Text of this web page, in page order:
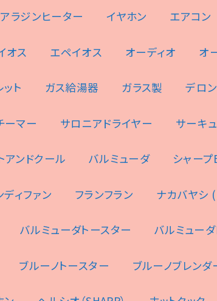
アラジンヒーター イヤホン エアコン
オス エペイオス オーディオ オ
ト ガス給湯器 ガラス製 デロ
ーマー サロニアドライヤー サーキ
アンドクール バルミューダ シャー
ィファン フランフラン ナカバヤシ
バルミューダトースター バルミュー
ブルーノトースター ブルーノブレンダ